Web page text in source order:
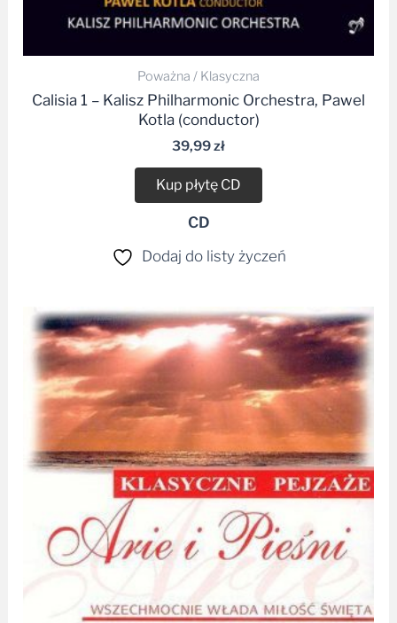
Poważna / Klasyczna
Calisia 1 – Kalisz Philharmonic Orchestra, Pawel
Kotla (conductor)
39,99zł
Kup płytę CD
CD
Dodaj do listy życzeń